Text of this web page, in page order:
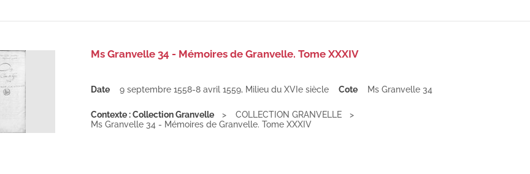
Ms Granvelle 34 - Mémoires de Granvelle. Tome XXXIV
Date 9 septembre 1558-8 avril 1559, Milieu du XVIe siècle Cote Ms Granvelle 34
Contexte : Collection Granvelle
COLLECTION GRANVELLE
Ms Granvelle 34 - Mémoires de Granvelle. Tome XXXIV